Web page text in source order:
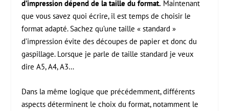
d’impression dépend de la taille du format. Maintenant
que vous savez quoi écrire, il est temps de choisir le
format adapté. Sachez qu’une taille « standard »
d’impression évite des découpes de papier et donc du
gaspillage. Lorsque je parle de taille standard je veux
dire A5, A4, A3…
Dans la même logique que précédemment, différents
aspects déterminent le choix du format, notamment le